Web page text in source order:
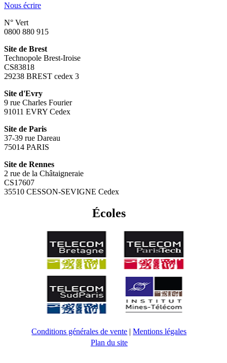
Nous écrire
N° Vert
0800 880 915
Site de Brest
Technopole Brest-Iroise
CS83818
29238 BREST cedex 3
Site d'Evry
9 rue Charles Fourier
91011 EVRY Cedex
Site de Paris
37-39 rue Dareau
75014 PARIS
Site de Rennes
2 rue de la Châtaigneraie
CS17607
35510 CESSON-SEVIGNE Cedex
Écoles
Conditions générales de vente |Mentions légales
Plan du site